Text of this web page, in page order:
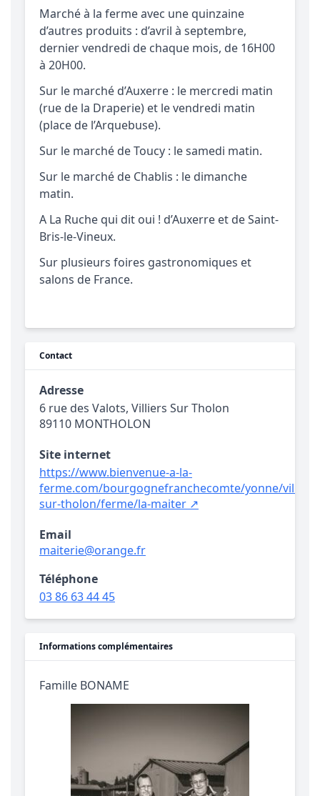
Marché à la ferme avec une quinzaine
d’autres produits : d’avril à septembre,
dernier vendredi de chaque mois, de 16H00
à 20H00.
Sur le marché d’Auxerre : le mercredi matin
(rue de la Draperie) et le vendredi matin
(place de l’Arquebuse).
Sur le marché de Toucy : le samedi matin.
Sur le marché de Chablis : le dimanche
matin.
A La Ruche qui dit oui ! d’Auxerre et de Saint-
Bris-le-Vineux.
Sur plusieurs foires gastronomiques et
salons de France.
Contact
Adresse
6 rue des Valots, Villiers Sur Tholon
89110 MONTHOLON
Site internet
https://www.bienvenue-a-la-
ferme.com/bourgognefranchecomte/yonne/villiers-
sur-tholon/ferme/la-maiter ↗
Email
maiterie@orange.fr
Téléphone
03 86 63 44 45
Informations complémentaires
Famille BONAME